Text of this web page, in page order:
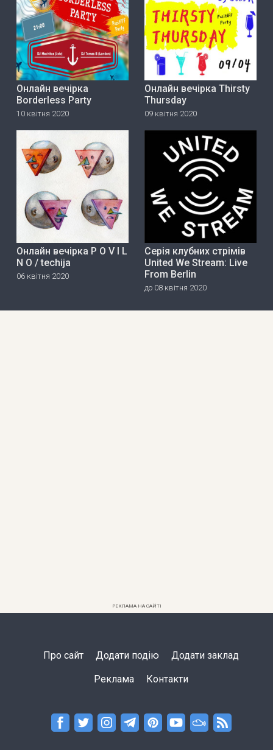
Онлайн вечірка
Borderless Party
10 квітня 2020
Онлайн вечірка Thirsty
Thursday
09 квітня 2020
Онлайн вечірка P O V I L
N O / techija
06 квітня 2020
Серія клубних стрімів
United We Stream: Live
From Berlin
до 08 квітня 2020
РЕКЛАМА НА САЙТІ
Про сайт Додати подію Додати заклад
Реклама Контакти